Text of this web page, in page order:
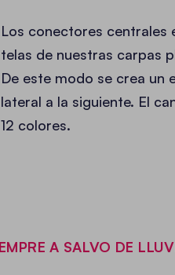
Los conectores centrales
telas de nuestras carpas
De este modo se crea un
lateral a la siguiente. El
12 colores.
A SALVO DE